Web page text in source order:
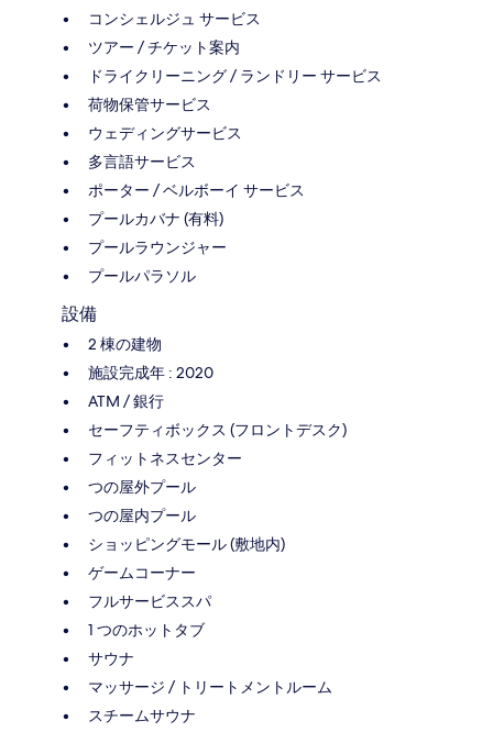
コンシェルジュ サービス
ツアー / チケット案内
ドライクリーニング / ランドリー サービス
荷物保管サービス
ウェディングサービス
多言語サービス
ポーター / ベルボーイ サービス
プールカバナ (有料)
プールラウンジャー
プールパラソル
設備
2 棟の建物
施設完成年 : 2020
ATM / 銀行
セーフティボックス (フロントデスク)
フィットネスセンター
つの屋外プール
つの屋内プール
ショッピングモール (敷地内)
ゲームコーナー
フルサービススパ
1 つのホットタブ
サウナ
マッサージ / トリートメントルーム
スチームサウナ